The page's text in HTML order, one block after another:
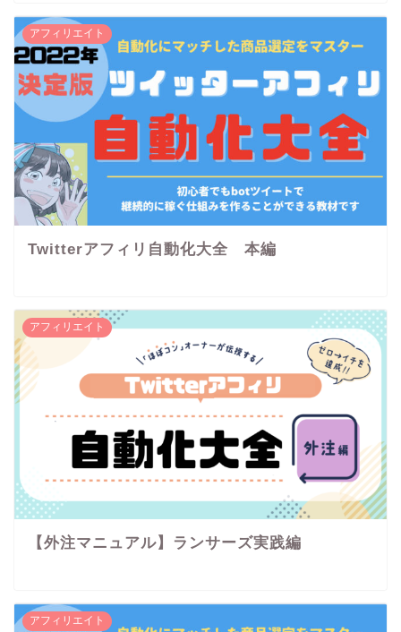
アフィリエイト
Twitterアフィリ自動化大全 本編
アフィリエイト
【外注マニュアル】ランサーズ実践編
アフィリエイト